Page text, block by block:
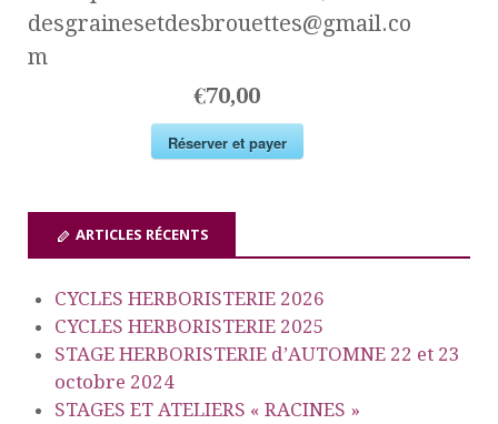
desgrainesetdesbrouettes@gmail.co
m
€70,00
Réserver et payer
ARTICLES RÉCENTS
CYCLES HERBORISTERIE 2026
CYCLES HERBORISTERIE 2025
STAGE HERBORISTERIE d’AUTOMNE 22 et 23
octobre 2024
STAGES ET ATELIERS « RACINES »